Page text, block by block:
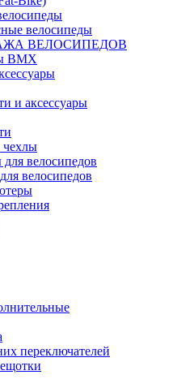
велосипеды
ВЕЛОСИПЕДОВ
BMX
и аксессуары
чехлы
велосипедов
велосипедов
переключателей